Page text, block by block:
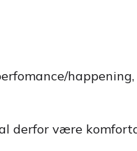
derfor være